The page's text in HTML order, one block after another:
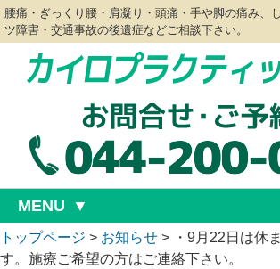
腰痛・ぎっくり腰・肩凝り・頭痛・手や脚の痛み、
ツ障害・交通事故の後遺症などご相談下さい。
MENU
トップページ > お知らせ >
・9月22日は休
す。施療ご希望の方はご連絡下さい。